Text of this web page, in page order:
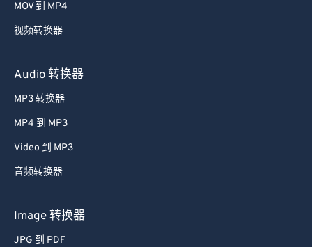
MOV 到 MP4
视频转换器
Audio 转换器
MP3 转换器
MP4 到 MP3
Video 到 MP3
音频转换器
Image 转换器
JPG 到 PDF